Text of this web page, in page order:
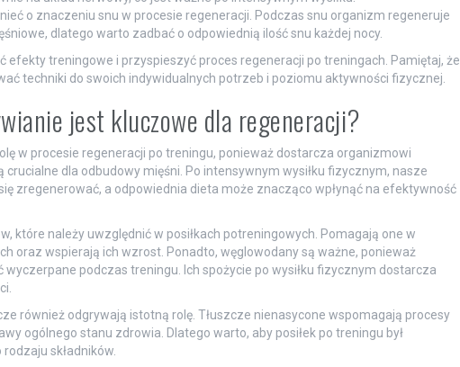
o znaczeniu snu w procesie regeneracji. Podczas snu organizm regeneruje
dlatego warto zadbać o odpowiednią ilość snu każdej nocy.
treningowe i przyspieszyć proces regeneracji po treningach. Pamiętaj, że
techniki do swoich indywidualnych potrzeb i poziomu aktywności fizycznej.
jest kluczowe dla regeneracji?
w procesie regeneracji po treningu, ponieważ dostarcza organizmowi
crucialne dla odbudowy mięśni. Po intensywnym wysiłku fizycznym, nasze
zregenerować, a odpowiednia dieta może znacząco wpłynąć na efektywność
które należy uwzględnić w posiłkach potreningowych. Pomagają one w
oraz wspierają ich wzrost. Ponadto, węglowodany są ważne, ponieważ
wyczerpane podczas treningu. Ich spożycie po wysiłku fizycznym dostarcza
również odgrywają istotną rolę. Tłuszcze nienasycone wspomagają procesy
ogólnego stanu zdrowia. Dlatego warto, aby posiłek po treningu był
składników.